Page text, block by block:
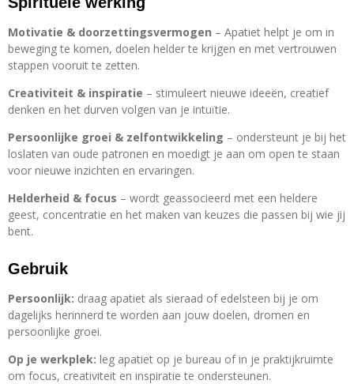
Motivatie & doorzettingsvermogen – Apatiet helpt je om in
beweging te komen, doelen helder te krijgen en met vertrouwen
stappen vooruit te zetten.
Creativiteit & inspiratie – stimuleert nieuwe ideeën, creatief
denken en het durven volgen van je intuïtie.
Persoonlijke groei & zelfontwikkeling – ondersteunt je bij het
loslaten van oude patronen en moedigt je aan om open te staan
voor nieuwe inzichten en ervaringen.
Helderheid & focus – wordt geassocieerd met een heldere
geest, concentratie en het maken van keuzes die passen bij wie jij
bent.
Gebruik
Persoonlijk: draag apatiet als sieraad of edelsteen bij je om
dagelijks herinnerd te worden aan jouw doelen, dromen en
persoonlijke groei.
Op je werkplek: leg apatiet op je bureau of in je praktijkruimte
om focus, creativiteit en inspiratie te ondersteunen.